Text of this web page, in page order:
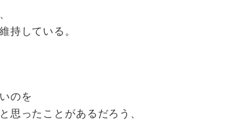
持している。
のを
思ったことがあるだろう、